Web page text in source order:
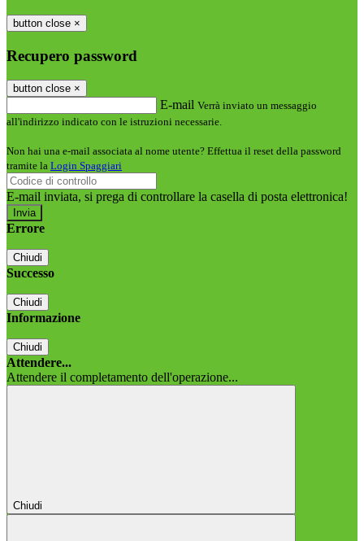
button close ×
Recupero password
button close ×
E-mail Verrà inviato un messaggio
all'indirizzo indicato con le istruzioni necessarie.
Non hai una e-mail associata al nome utente? Effettua il reset della password
tramite la Login Spaggiari
E-mail inviata, si prega di controllare la casella di posta elettronica!
Errore
Chiudi
Successo
Chiudi
Informazione
Chiudi
Attendere...
Attendere il completamento dell'operazione...
Chiudi